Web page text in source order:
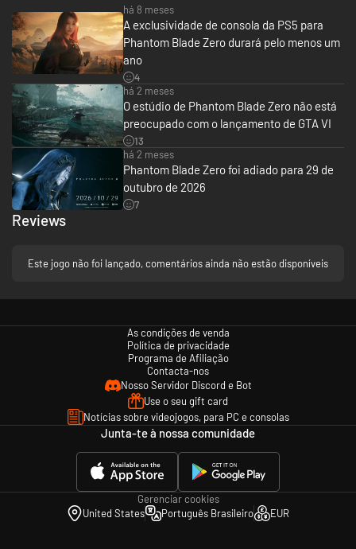
Explore um mundo além da imaginação. Realidades mutáveis, ecos de
memórias esquecidas, melhorias e seres poderosos aguardam você em
Phantom Blade Zero.
Um rumor, uma história, um sussurro... Cada vestígio é uma pista para
desvendar um mistério maior. Navegue por uma teia de intrigas e
mentiras para descobrir a verdade.
O valor de um lutador está nas suas armas.
Mais de trinta armas estão à sua disposição, além de mais de vinte
"Phantom Edges" exclusivas para se adaptar ao seu estilo de jogo.
Derrote inimigos poderosos para ganhar as armas e as técnicas pessoais
há 8 meses
A exclusividade de consola da PS5 para
Phantom Blade Zero durará pelo menos um
ano
4
há 2 meses
O estúdio de Phantom Blade Zero não está
preocupado com o lançamento de GTA VI
13
há 2 meses
Phantom Blade Zero foi adiado para 29 de
outubro de 2026
7
Reviews
Este jogo não foi lançado, comentários ainda não estão disponíveis
As condições de venda
Política de privacidade
Programa de Afiliação
Contacta-nos
Nosso Servidor Discord e Bot
Use o seu gift card
Notícias sobre videojogos, para PC e consolas
Junta-te à nossa comunidade
Gerenciar cookies
United States
Português Brasileiro EUR